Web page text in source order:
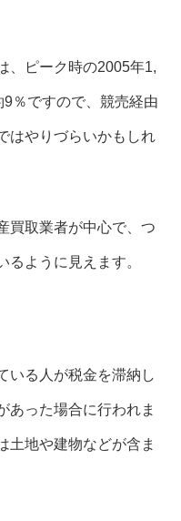
、ピーク時の2005年1,
％ですので、競売経由
はやりづらいかもしれ
買取業者が中心で、つ
るように見えます。
いる人が税金を滞納し
あった場合に行われま
土地や建物などが含ま